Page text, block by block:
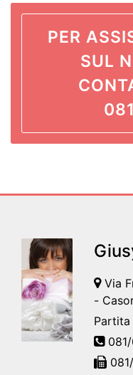
PER
SUL
Via
-
Partita